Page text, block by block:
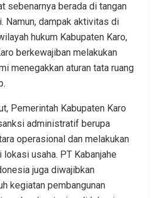
sebenarnya berada di tangan
Namun, dampak aktivitas di
hukum Kabupaten Karo,
berkewajiban melakukan
menegakkan aturan tata ruang
Pemerintah Kabupaten Karo
administratif berupa
operasional dan melakukan
usaha. PT Kabanjahe
juga diwajibkan
kegiatan pembangunan